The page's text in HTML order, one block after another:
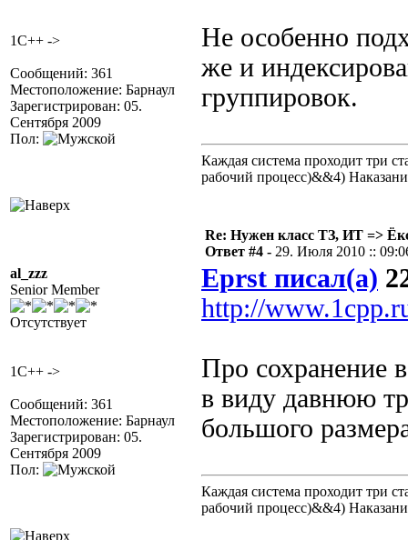
1C++ ->
Сообщений: 361
Местоположение: Барнаул
Зарегистрирован: 05.
Сентября 2009
Пол:
Не особенно
же и
группировок.
Каждая система проходит три
рабочий процесс)&&4)
al_zzz
Senior Member
Отсутствует
1C++ ->
Сообщений: 361
Местоположение: Барнаул
Зарегистрирован: 05.
Сентября 2009
Пол:
Re: Нужен класс ТЗ, ИТ =>
Ответ #4 - 29. Июля 2010 ::
Eprst писал(а)
http://
Про сохранение
в виду давнюю
большого
Каждая система проходит три
рабочий процесс)&&4)